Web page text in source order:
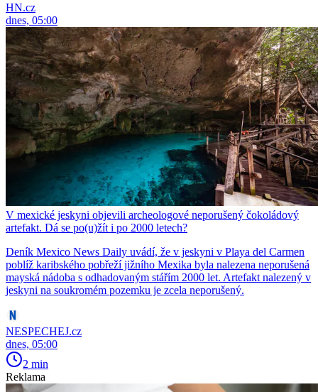
HN.cz
dnes, 05:00
V mexické jeskyni objevili archeologové neporušený čokoládový
artefakt. Dá se po(u)žít i po 2000 letech?
Deník Mexico News Daily uvádí, že v jeskyni v Playa del Carmen
poblíž karibského pobřeží jižního Mexika byla nalezena neporušená
mayská nádoba s odhadovaným stářím 2000 let. Artefakt nalezený v
jeskyni na soukromém pozemku je zcela neporušený.
NESPECHEJ.cz
dnes, 05:00
2 min
Reklama